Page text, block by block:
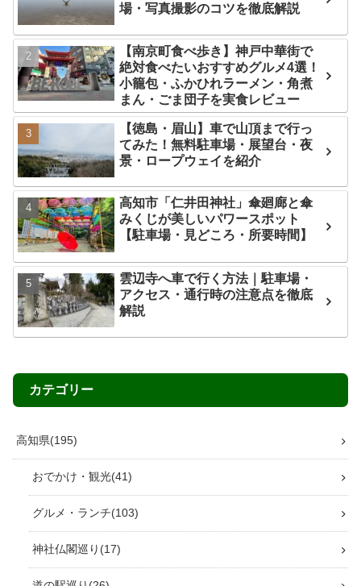
場・写真撮影のコツを徹底解説
【南京町食べ歩き】神戸中華街で
絶対食べたいおすすめグルメ4選！
小籠包・ふかひれラーメン・角煮
まん・ごま団子を実食レビュー
【徳島・眉山】車で山頂まで行っ
てみた！無料駐車場・展望台・夜
景・ロープウェイを紹介
高知市「仁井田神社」傘廻廊と傘
みくじが美しいパワースポット
【駐車場・見どころ・所要時間】
雲辺寺へ車で行く方法｜駐車場・
アクセス・通行時の注意点を徹底
解説
カテゴリー
高知県 195
おでかけ・観光 41
グルメ・ランチ 103
神社仏閣巡り 17